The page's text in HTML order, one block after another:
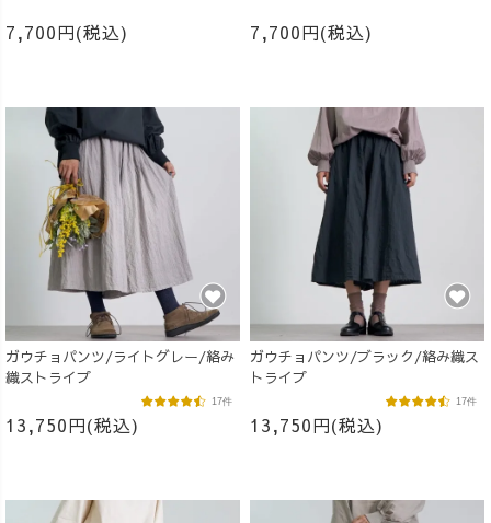
7,700円(税込) 7,700円(税込)
ガウチョパンツ/ライトグレー/絡み
織ストライプ
13,750円(税込)
17件
ガウチョパンツ/ブラック/絡み織ス
トライプ
13,750円(税込)
17件